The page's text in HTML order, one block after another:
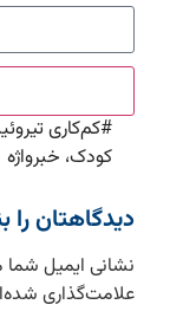
#کم‌کاری
کودک، خبرواژه
دیدگاهتان را
نشانی ایمیل
علامت‌گذاری